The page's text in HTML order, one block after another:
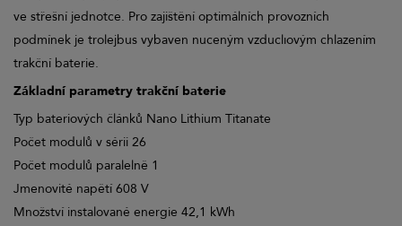
ve střešní jednotce. Pro zajištění optimálních provozních
podmínek je trolejbus vybaven nuceným vzduclıovým chlazením
trakční baterie.
Základní parametry trakční baterie
Typ bateriových článků Nano Lithium Titanate
Počet modulů v sérii 26
Počet modulů paralelně 1
Jmenovité napětí 608 V
Množství instalované energie 42,1 kWh